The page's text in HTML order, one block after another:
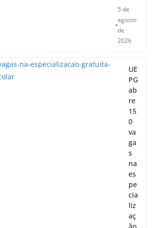
5 de
agosto
de
2026
UE
PG
ab
re
15
0
va
ga
s
na
es
pe
cia
liz
aç